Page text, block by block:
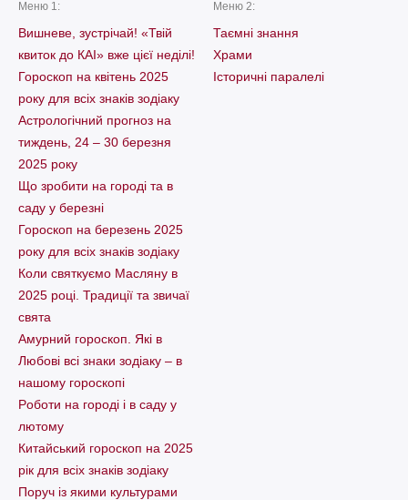
Меню 1:
Вишневе, зустрічай! «Твій
квиток до КАІ» вже цієї неділі!
Гороскоп на квітень 2025
року для всіх знаків зодіаку
Астрологічний прогноз на
тиждень, 24 – 30 березня
2025 року
Що зробити на городі та в
саду у березні
Гороскоп на березень 2025
року для всіх знаків зодіаку
Коли святкуємо Масляну в
2025 році. Традиції та звичаї
свята
Амурний гороскоп. Які в
Любові всі знаки зодіаку – в
нашому гороскопі
Pоботи на городі і в саду у
лютому
Китайський гороскоп на 2025
рік для всіх знаків зодіаку
Поруч із якими культурами
Меню 2:
Таємні знання
Храми
Історичні паралелі